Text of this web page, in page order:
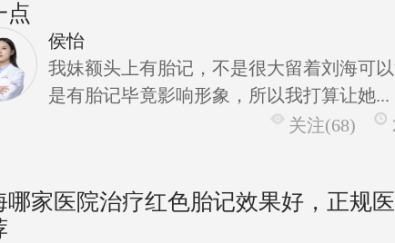
点
侯怡
我妹额头上有胎记，不是很大留着刘海可
是有胎记毕竟影响形象，所以我打算让她...
关注(68)
哪家医院治疗红色胎记效果好，正规